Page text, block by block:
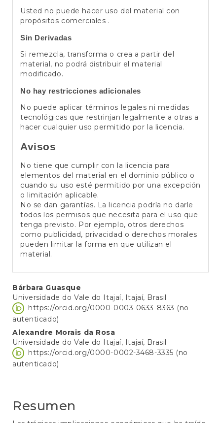
Usted no puede hacer uso del material con
propósitos comerciales .
Sin Derivadas
Si remezcla, transforma o crea a partir del
material, no podrá distribuir el material
modificado.
No hay restricciones adicionales
No puede aplicar términos legales ni medidas
tecnológicas que restrinjan legalmente a otras a
hacer cualquier uso permitido por la licencia.
Avisos
No tiene que cumplir con la licencia para
elementos del material en el dominio público o
cuando su uso esté permitido por una excepción
o limitación aplicable.
No se dan garantías. La licencia podría no darle
todos los permisos que necesita para el uso que
tenga previsto. Por ejemplo, otros derechos
como publicidad, privacidad o derechos morales
pueden limitar la forma en que utilizan el
material.
Contenido
principal
del
artículo
Bárbara Guasque
Universidade do Vale do Itajaí, Itajaí, Brasil
https://orcid.org/0000-0003-0633-8363 (no
autenticado)
Alexandre Morais da Rosa
Universidade do Vale do Itajaí, Itajaí, Brasil
https://orcid.org/0000-0002-3468-3335 (no
autenticado)
Resumen